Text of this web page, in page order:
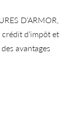
D’ARMOR,
d’impôt et
avantages